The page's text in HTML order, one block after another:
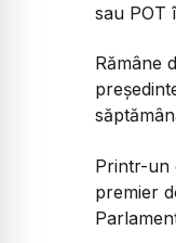
sau POT
Rămâne
Printr-un
premier